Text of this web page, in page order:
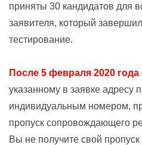
приняты 30 кандидатов для
заявителя, который
тестирование.
После 5 февраля 2020 года
указанному в заявке адресу
индивидуальным номером,
пропуск сопровождающего
Вы не получите свой пропуск